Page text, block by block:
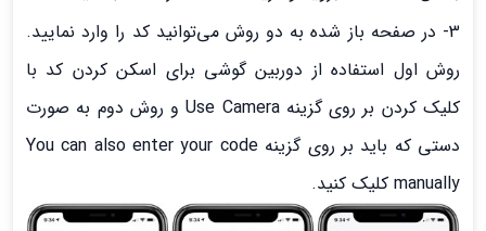
3- در صفحه باز شده به دو روش می‌توانید کد را وارد نمایید.
روش اول استفاده از دوربین گوشی برای اسکن کردن کد با
کلیک کردن بر روی گزینه Use Camera و روش دوم به صورت
دستی که باید بر روی گزینه You can also enter your code
manually کلیک کنید.